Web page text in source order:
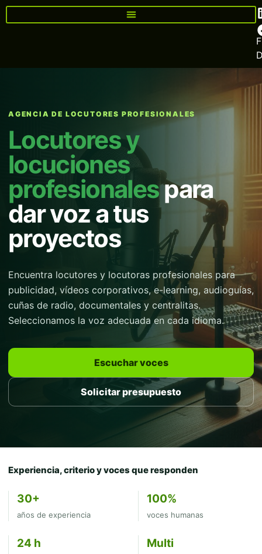
AGENCIA DE LOCUTORES PROFESIONALES
Locutores y
locuciones
profesionalespara
dar voz a tus
proyectos
Encuentra locutores y locutoras profesionales para
publicidad, vídeos corporativos, e-learning, audioguías,
cuñas de radio, documentales y centralitas.
Seleccionamos la voz adecuada en cada idioma.
Escuchar voces
Solicitar presupuesto
Experiencia, criterio y voces que responden
30+
años de experiencia
100%
voces humanas
24 h Multi